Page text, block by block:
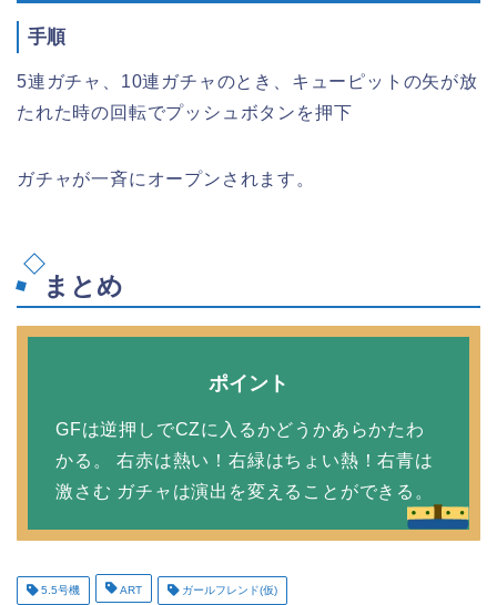
手順
5連ガチャ、10連ガチャのとき、キューピットの矢が放
たれた時の回転でプッシュボタンを押下
ガチャが一斉にオープンされます。
まとめ
ポイント
GFは逆押しでCZに入るかどうかあらかたわ
かる。 右赤は熱い！右緑はちょい熱！右青は
激さむ ガチャは演出を変えることができる。
5.5号機 ART ガールフレンド(仮)